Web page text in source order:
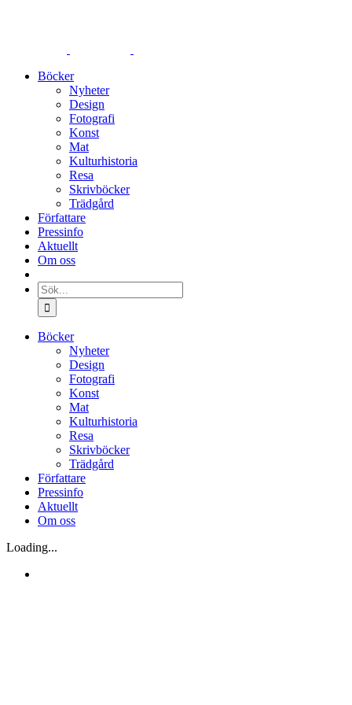
Böcker
Nyheter
Design
Fotografi
Konst
Mat
Kulturhistoria
Resa
Skrivböcker
Trädgård
Författare
Pressinfo
Aktuellt
Om oss
Sök
efter:
Böcker
Nyheter
Design
Fotografi
Konst
Mat
Kulturhistoria
Resa
Skrivböcker
Trädgård
Författare
Pressinfo
Aktuellt
Om oss
Loading...